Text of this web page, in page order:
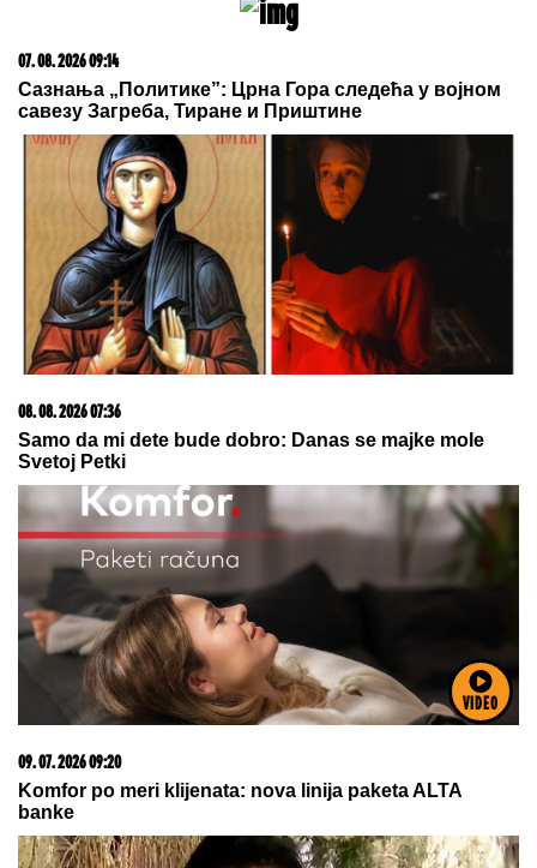
VIDEO
REGISTRUJ SE UZ PROMO KOD CASINO Preuzmi
03. 08. 2026 07:31
25.000 kupaca već kupuje uz PerSu Extra. A ti? Saznaj
06. 08. 2026 07:08
Evo u kojim banjama važi vaučer od 10.000 dinara -